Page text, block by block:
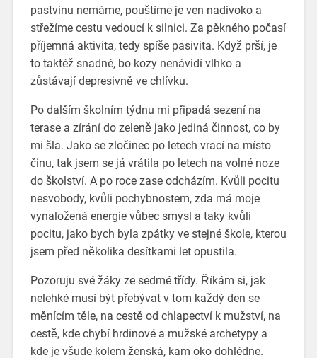
pastvinu nemáme, pouštíme je ven nadivoko a
střežíme cestu vedoucí k silnici. Za pěkného počasí
příjemná aktivita, tedy spíše pasivita. Když prší, je
to taktéž snadné, bo kozy nenávidí vlhko a
zůstávají depresivně ve chlívku.
Po dalším školním týdnu mi připadá sezení na
terase a zírání do zeleně jako jediná činnost, co by
mi šla. Jako se zločinec po letech vrací na místo
činu, tak jsem se já vrátila po letech na volné noze
do školství. A po roce zase odcházím. Kvůli pocitu
nesvobody, kvůli pochybnostem, zda má moje
vynaložená energie vůbec smysl a taky kvůli
pocitu, jako bych byla zpátky ve stejné škole, kterou
jsem před několika desítkami let opustila.
Pozoruju své žáky ze sedmé třídy. Říkám si, jak
nelehké musí být přebývat v tom každý den se
měnícím těle, na cestě od chlapectví k mužství, na
cestě, kde chybí hrdinové a mužské archetypy a
kde je všude kolem ženská, kam oko dohlédne.